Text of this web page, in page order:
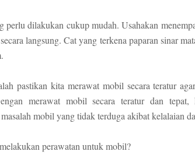
dilakukan cukup mudah. Usahakan
langsung. Cat yang terkena paparan sinar
pastikan kita merawat mobil secara teratur
merawat mobil secara teratur dan tepat,
mobil yang tidak terduga akibat kelalaian
perawatan untuk mobil?